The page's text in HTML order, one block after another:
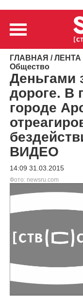
ГЛАВНАЯ /ЛЕНТА
Общество
Деньгами
дороге. В
городе
ВИДЕО
14:09 31.03.2015
Фото: newsru.com